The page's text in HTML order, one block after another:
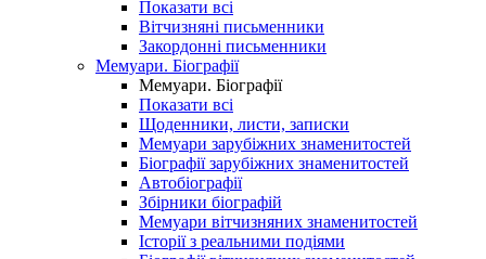
Показати всі
Вітчизняні письменники
Закордонні письменники
Мемуари. Біографії
Мемуари. Біографії
Показати всі
Щоденники, листи, записки
Мемуари зарубіжних знаменитостей
Біографії зарубіжних знаменитостей
Автобіографії
Збірники біографій
Мемуари вітчизняних знаменитостей
Історії з реальними подіями